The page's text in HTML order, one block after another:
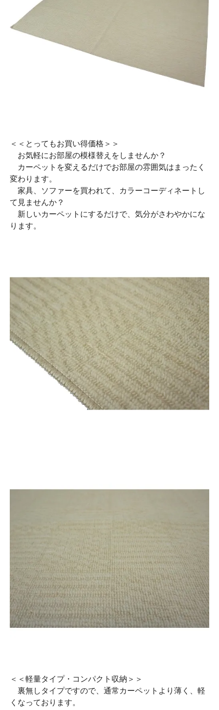
＜＜とってもお買い得価格＞＞
お気軽にお部屋の模様替えをしませんか？
カーペットを変えるだけでお部屋の雰囲気はまったく
変わります。
家具、ソファーを買われて、カラーコーディネートし
て見ませんか？
新しいカーペットにするだけで、気分がさわやかにな
ります。
＜＜軽量タイプ・コンパクト収納＞＞
裏無しタイプですので、通常カーペットより薄く、軽
くなっております。